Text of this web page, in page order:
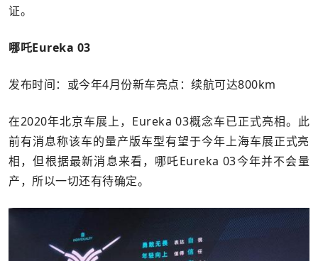
证。
哪吒Eureka 03
发布时间：或今年4月份新车亮点：续航可达800km
在2020年北京车展上，Eureka 03概念车已正式亮相。此
前有消息称该车的量产版车型有望于今年上海车展正式亮
相，但根据最新消息来看，哪吒Eureka 03今年并不会量
产，所以一切还有待确定。